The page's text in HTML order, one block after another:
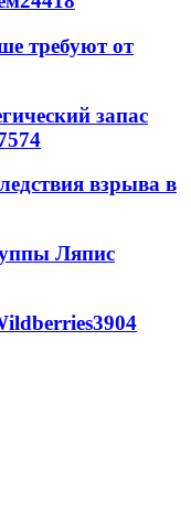
требуют от
запас
взрыва в
Ляпис
3904